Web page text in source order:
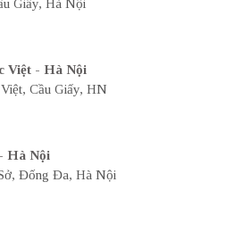
Giấy, Hà Nội
Việt - Hà Nội
Cầu Giấy, HN
Hà Nội
Đống Đa, Hà Nội